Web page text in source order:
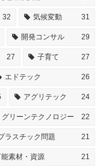
32 気候変動 31
開発コンサル 29
27 子育て 27
エドテック 26
アグリテック 24
グリーンテクノロジー 22
ラスチック問題 21
素材・資源 21